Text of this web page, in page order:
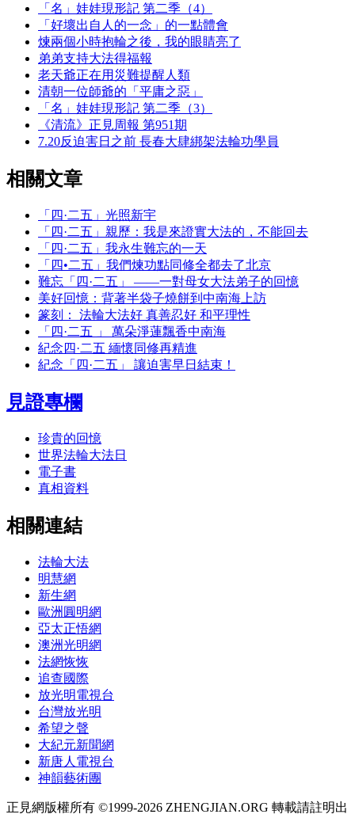
「名」娃娃現形記 第二季（4）
「好壞出自人的一念」的一點體會
煉兩個小時抱輪之後，我的眼睛亮了
弟弟支持大法得福報
老天爺正在用災難提醒人類
清朝一位師爺的「平庸之惡」
「名」娃娃現形記 第二季（3）
《清流》正見周報 第951期
7.20反迫害日之前 長春大肆綁架法輪功學員
相關文章
「四·二五」光照新宇
「四·二五」親歷：我是來證實大法的，不能回去
「四·二五」我永生難忘的一天
「四•二五」我們煉功點同修全都去了北京
難忘「四·二五」 ——一對母女大法弟子的回憶
美好回憶：背著半袋子燒餅到中南海上訪
篆刻： 法輪大法好 真善忍好 和平理性
「四·二五 」 萬朵淨蓮飄香中南海
紀念四·二五 緬懷同修再精進
紀念「四·二五」 讓迫害早日結束！
見證專欄
珍貴的回憶
世界法輪大法日
電子書
真相資料
相關連結
法輪大法
明慧網
新生網
歐洲圓明網
亞太正悟網
澳洲光明網
法網恢恢
追查國際
放光明電視台
台灣放光明
希望之聲
大紀元新聞網
新唐人電視台
神韻藝術團
正見網版權所有 ©1999-2026 ZHENGJIAN.ORG 轉載請註明出